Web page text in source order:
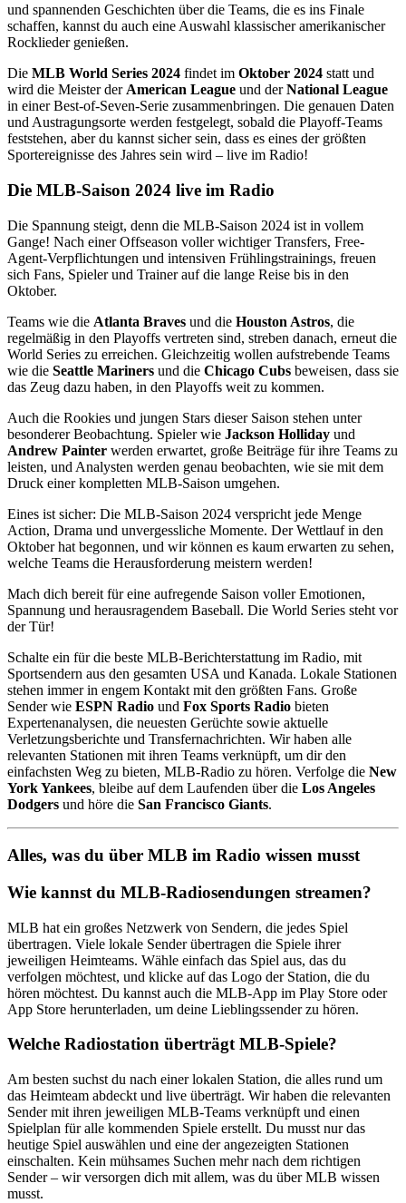
und spannenden Geschichten über die Teams, die es ins Finale
schaffen, kannst du auch eine Auswahl klassischer amerikanischer
Rocklieder genießen.
Die MLB World Series 2024 findet im Oktober 2024 statt und
wird die Meister der American League und derNational League
in einer Best-of-Seven-Serie zusammenbringen. Die genauen Daten
und Austragungsorte werden festgelegt, sobald die Playoff-Teams
feststehen, aber du kannst sicher sein, dass es eines der größten
Sportereignisse des Jahres sein wird – live im Radio!
Die MLB-Saison 2024 live im Radio
Die Spannung steigt, denn die MLB-Saison 2024 ist in vollem
Gange! Nach einer Offseason voller wichtiger Transfers, Free-
Agent-Verpflichtungen und intensiven Frühlingstrainings, freuen
sich Fans, Spieler und Trainer auf die lange Reise bis in den
Oktober.
Teams wie die Atlanta Braves und die Houston Astros, die
regelmäßig in den Playoffs vertreten sind, streben danach, erneut die
World Series zu erreichen. Gleichzeitig wollen aufstrebende Teams
wie die Seattle Mariners und die Chicago Cubs beweisen, dass sie
das Zeug dazu haben, in den Playoffs weit zu kommen.
Auch die Rookies und jungen Stars dieser Saison stehen unter
besonderer Beobachtung. Spieler wie Jackson Holliday und
Andrew Painter werden erwartet, große Beiträge für ihre Teams zu
leisten, und Analysten werden genau beobachten, wie sie mit dem
Druck einer kompletten MLB-Saison umgehen.
Eines ist sicher: Die MLB-Saison 2024 verspricht jede Menge
Action, Drama und unvergessliche Momente. Der Wettlauf in den
Oktober hat begonnen, und wir können es kaum erwarten zu sehen,
welche Teams die Herausforderung meistern werden!
Mach dich bereit für eine aufregende Saison voller Emotionen,
Spannung und herausragendem Baseball. Die World Series steht vor
der Tür!
Schalte ein für die beste MLB-Berichterstattung im Radio, mit
Sportsendern aus den gesamten USA und Kanada. Lokale Stationen
stehen immer in engem Kontakt mit den größten Fans. Große
Sender wie ESPN Radio und Fox Sports Radio bieten
Expertenanalysen, die neuesten Gerüchte sowie aktuelle
Verletzungsberichte und Transfernachrichten. Wir haben alle
relevanten Stationen mit ihren Teams verknüpft, um dir den
einfachsten Weg zu bieten, MLB-Radio zu hören. Verfolge die New
York Yankees, bleibe auf dem Laufenden über die Los Angeles
Dodgers und höre die San Francisco Giants.
Alles, was du über MLB im Radio wissen musst
Wie kannst du MLB-Radiosendungen streamen?
MLB hat ein großes Netzwerk von Sendern, die jedes Spiel
übertragen. Viele lokale Sender übertragen die Spiele ihrer
jeweiligen Heimteams. Wähle einfach das Spiel aus, das du
verfolgen möchtest, und klicke auf das Logo der Station, die du
hören möchtest. Du kannst auch die MLB-App im Play Store oder
App Store herunterladen, um deine Lieblingssender zu hören.
Welche Radiostation überträgt MLB-Spiele?
Am besten suchst du nach einer lokalen Station, die alles rund um
das Heimteam abdeckt und live überträgt. Wir haben die relevanten
Sender mit ihren jeweiligen MLB-Teams verknüpft und einen
Spielplan für alle kommenden Spiele erstellt. Du musst nur das
heutige Spiel auswählen und eine der angezeigten Stationen
einschalten. Kein mühsames Suchen mehr nach dem richtigen
Sender – wir versorgen dich mit allem, was du über MLB wissen
musst.